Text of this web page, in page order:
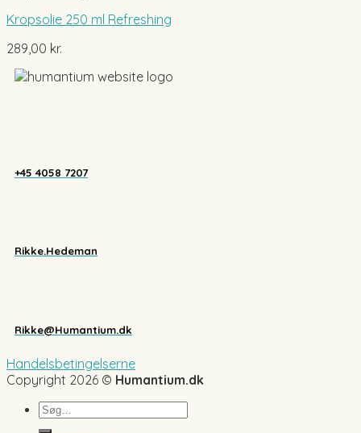
Kropsolie 250 ml Refreshing
289,00 kr.
+45 4058 7207
Rikke.Hedeman
Rikke@Humantium.dk
Handelsbetingelserne
Copyright 2026 © Humantium.dk
Søg
efter: